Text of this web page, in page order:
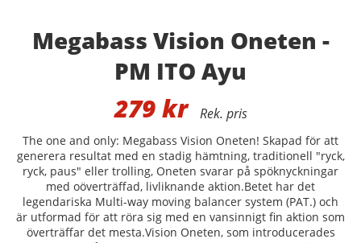
Megabass Vision Oneten -
PM ITO Ayu
279kr
The one and only: Megabass Vision Oneten! Skapad för att
generera resultat med en stadig hämtning, traditionell "ryck,
ryck, paus" eller trolling, Oneten svarar på spöknyckningar
med oöverträffad, livliknande aktion.Betet har det
legendariska Multi-way moving balancer system (PAT.) och
är utformad för att röra sig med en vansinnigt fin aktion som
överträffar det mesta.Vision Oneten, som introducerades